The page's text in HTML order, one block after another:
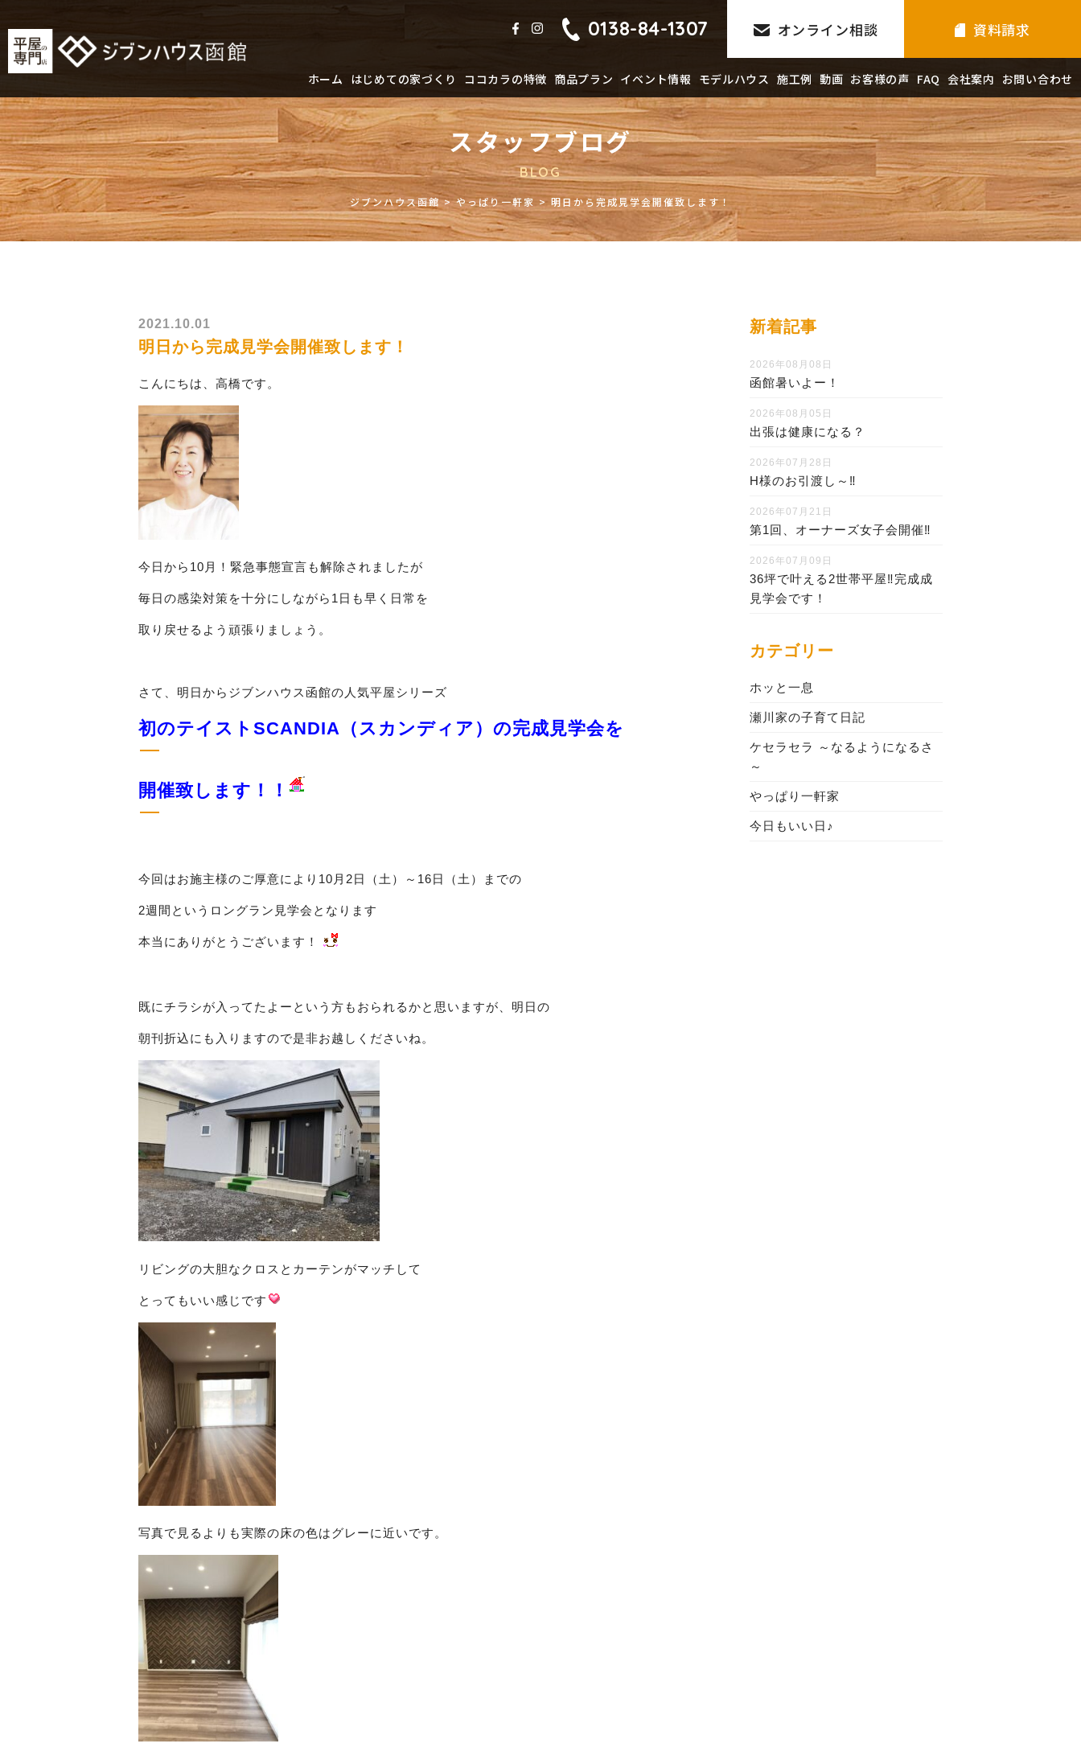
0138-84-1307 オンライン相談 資料請求
ホーム はじめての家づくり ココカラの特徴 商品プラン イベント情報 モデルハウス 施工例 動画 お客様の声 FAQ 会社案内 お問い合わせ
スタッフブログ
BLOG
ジブンハウス函館>やっぱり一軒家 > 明日から完成見学会開催致します！
2021.10.01
明日から完成見学会開催致します！
こんにちは、高橋です。
今日から10月！緊急事態宣言も解除されましたが
毎日の感染対策を十分にしながら1日も早く日常を
取り戻せるよう頑張りましょう。
さて、明日からジブンハウス函館の人気平屋シリーズ
初のテイストSCANDIA（スカンディア）の完成見学会を
開催致します！！
今回はお施主様のご厚意により10月2日（土）～16日（土）までの
2週間というロングラン見学会となります
本当にありがとうございます！
既にチラシが入ってたよーという方もおられるかと思いますが、明日の
朝刊折込にも入りますので是非お越しくださいね。
リビングの大胆なクロスとカーテンがマッチして
とってもいい感じです
写真で見るよりも実際の床の色はグレーに近いです。
新着記事
2026年08月08日
函館暑いよー！
2026年08月05日
出張は健康になる？
2026年07月28日
H様のお引渡し～‼
2026年07月21日
第1回、オーナーズ女子会開催‼
2026年07月09日
36坪で叶える2世帯平屋‼完成成
見学会です！
カテゴリー
ホッと一息
瀬川家の子育て日記
ケセラセラ ～なるようになるさ
～
やっぱり一軒家
今日もいい日♪